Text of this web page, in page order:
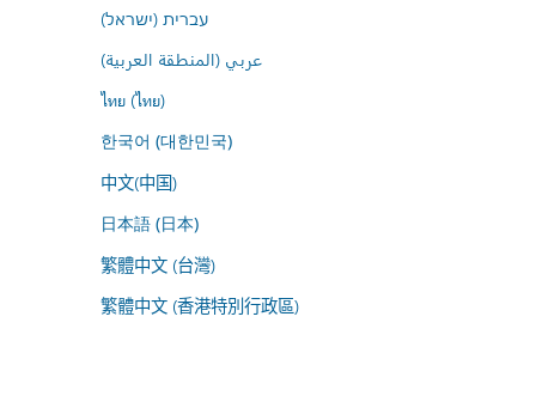
עברית (ישראל)
عربي (المنطقة العربية)
ไทย (ไทย)
한국어 (대한민국)
中文(中国)
日本語 (日本)
繁體中文 (台灣)
繁體中文 (香港特別行政區)